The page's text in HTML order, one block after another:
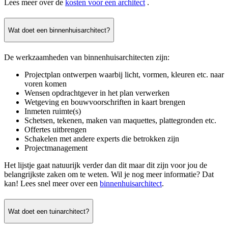
Lees meer over de kosten voor een architect .
Wat doet een binnenhuisarchitect?
De werkzaamheden van binnenhuisarchitecten zijn:
Projectplan ontwerpen waarbij licht, vormen, kleuren etc. naar
voren komen
Wensen opdrachtgever in het plan verwerken
Wetgeving en bouwvoorschriften in kaart brengen
Inmeten ruimte(s)
Schetsen, tekenen, maken van maquettes, plattegronden etc.
Offertes uitbrengen
Schakelen met andere experts die betrokken zijn
Projectmanagement
Het lijstje gaat natuurijk verder dan dit maar dit zijn voor jou de
belangrijkste zaken om te weten. Wil je nog meer informatie? Dat
kan! Lees snel meer over een binnenhuisarchitect.
Wat doet een tuinarchitect?